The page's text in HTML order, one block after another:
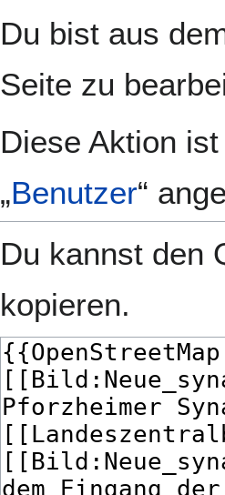
Navigation
Suche
Du bist aus
Seite zu
Diese Aktion
„Benutzer“
Du kannst den
kopieren.